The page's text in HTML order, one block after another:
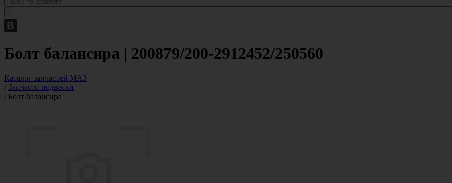
Болт балансира | 200879/200-2912452/250560
Каталог запчастей МАЗ
/ Запчасти подвески
/ Болт балансира